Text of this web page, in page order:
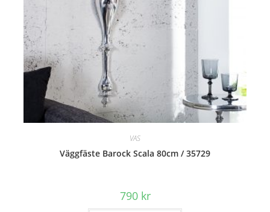
VAS
Väggfäste Barock Scala 80cm / 35729
790 kr